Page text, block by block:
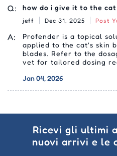
Q: how do i give it to the cat
jeff Dec 31, 2025 Post
A:
Profender is a topical
applied to the cat's skin
blades. Refer to the
vet for tailored dosing
Jan 04, 2026
Ricevi gli ultimi
nuovi arrivi e le